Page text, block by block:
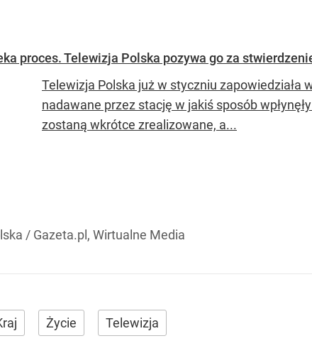
proces. Telewizja Polska pozywa go za
Telewizja Polska już w styczniu zapowiedziała
nadawane przez stację w jakiś sposób
zostaną wkrótce zrealizowane, a...
/ Gazeta.pl, Wirtualne Media
Życie Telewizja